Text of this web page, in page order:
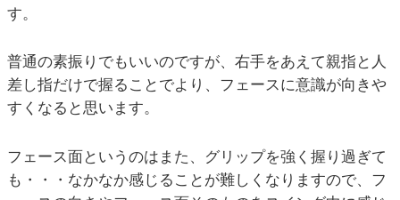
す。
普通の素振りでもいいのですが、右手をあえて親指と人
差し指だけで握ることでより、フェースに意識が向きや
すくなると思います。
フェース面というのはまた、グリップを強く握り過ぎて
も・・・なかなか感じることが難しくなりますので、フ